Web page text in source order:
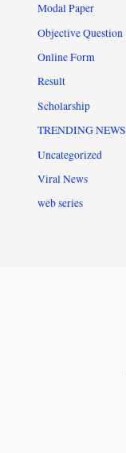
Modal Paper
Objective Question
Online Form
Result
Scholarship
TRENDING NEWS
Uncategorized
Viral News
web series